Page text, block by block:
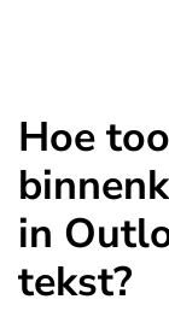
Hoe
in
tekst?